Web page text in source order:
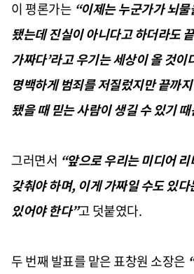
이 평론가는 “이제는 누군가가 뇌
됐는데 진실이 아니다고 하더라도
가짜다’라고 우기는 세상이 올 것이
명백하게 범죄를 저질렀지만 끝까
됐을 때 믿는 사람이 생길 수 있기
그러면서 “앞으로 우리는 미디어 리
갖춰야 하며, 이게 가짜일 수도 있
있어야 한다”고 덧붙였다.
두 번째 발표를 맡은 표창원 소장은 “